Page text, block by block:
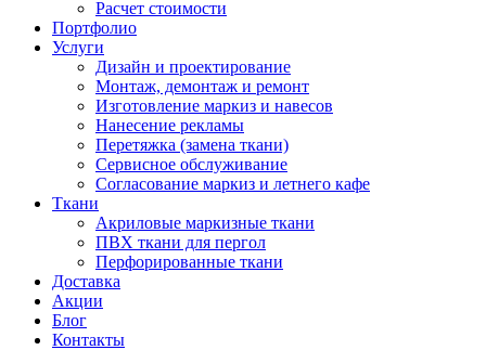
Расчет стоимости
Портфолио
Услуги
Дизайн и проектирование
Монтаж, демонтаж и ремонт
Изготовление маркиз и навесов
Нанесение рекламы
Перетяжка (замена ткани)
Сервисное обслуживание
Согласование маркиз и летнего кафе
Ткани
Акриловые маркизные ткани
ПВХ ткани для пергол
Перфорированные ткани
Доставка
Акции
Блог
Контакты